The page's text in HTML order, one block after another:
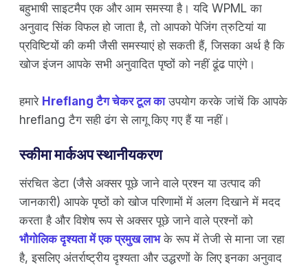
बहुभाषी साइटमैप एक और आम समस्या है। यदि WPML का
अनुवाद सिंक विफल हो जाता है, तो आपको पेजिंग त्रुटियां या
प्रविष्टियों की कमी जैसी समस्याएं हो सकती हैं, जिसका अर्थ है कि
खोज इंजन आपके सभी अनुवादित पृष्ठों को नहीं ढूंढ पाएंगे।
हमारे Hreflang टैग चेकर टूल काउपयोग करके जांचें कि आपके
hreflang टैग सही ढंग से लागू किए गए हैं या नहीं।
स्कीमा मार्कअप स्थानीयकरण
संरचित डेटा (जैसे अक्सर पूछे जाने वाले प्रश्न या उत्पाद की
जानकारी) आपके पृष्ठों को खोज परिणामों में अलग दिखाने में मदद
करता है और विशेष रूप से अक्सर पूछे जाने वाले प्रश्नों को
भौगोलिक दृश्यता में एक प्रमुख लाभके रूप में तेजी से माना जा रहा
है, इसलिए अंतर्राष्ट्रीय दृश्यता और उद्धरणों के लिए इनका अनुवाद